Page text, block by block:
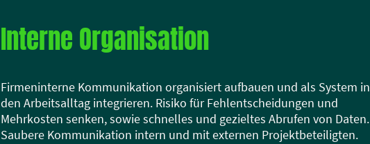
Interne Organisation
Firmeninterne Kommunikation organisiert aufbauen und als System in
den Arbeitsalltag integrieren. Risiko für Fehlentscheidungen und
Mehrkosten senken, sowie schnelles und gezieltes Abrufen von Daten.
Saubere Kommunikation intern und mit externen Projektbeteiligten.